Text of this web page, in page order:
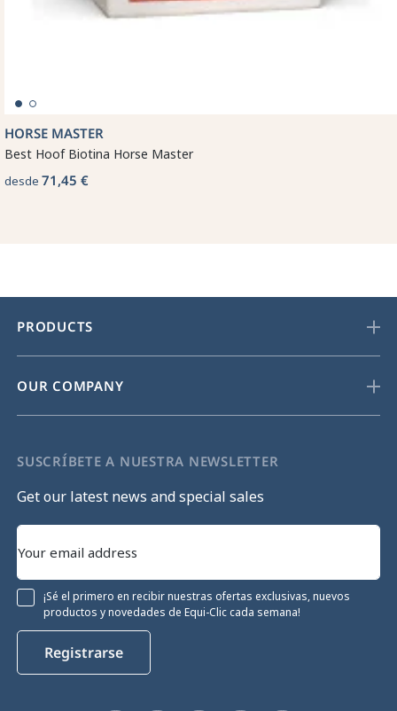
HORSE MASTER
Best Hoof Biotina Horse Master
desde 71,45 €
PRODUCTS
OUR COMPANY
SUSCRÍBETE A NUESTRA NEWSLETTER
Get our latest news and special sales
¡Sé el primero en recibir nuestras ofertas exclusivas, nuevos
productos y novedades de Equi-Clic cada semana!
Registrarse